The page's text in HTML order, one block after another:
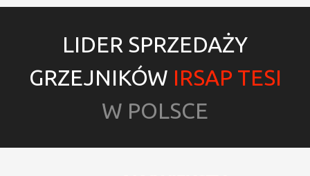
LIDER SPRZEDAŻY
GRZEJNIKÓW IRSAP TESI
W POLSCE